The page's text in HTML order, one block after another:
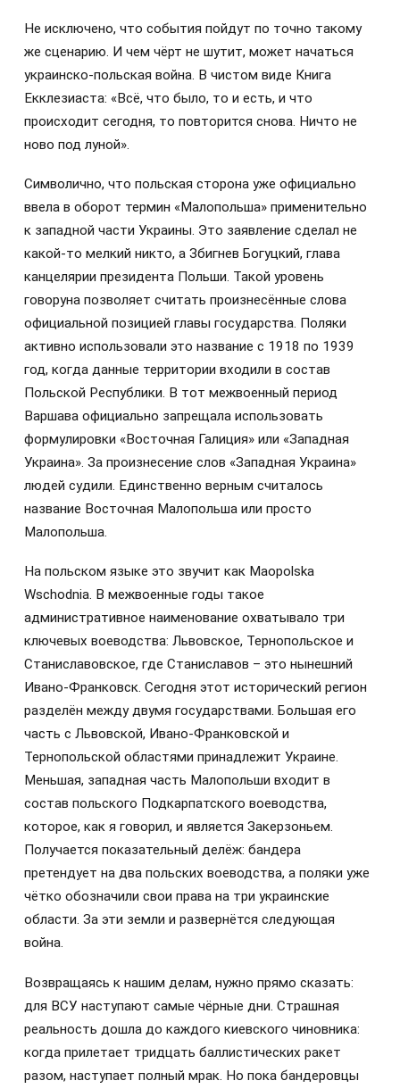
Не исключено, что события пойдут по точно такому
же сценарию. И чем чёрт не шутит, может начаться
украинско-польская война. В чистом виде Книга
Екклезиаста: «Всё, что было, то и есть, и что
происходит сегодня, то повторится снова. Ничто не
ново под луной».
Символично, что польская сторона уже официально
ввела в оборот термин «Малопольша» применительно
к западной части Украины. Это заявление сделал не
какой-то мелкий никто, а Збигнев Богуцкий, глава
канцелярии президента Польши. Такой уровень
говоруна позволяет считать произнесённые слова
официальной позицией главы государства. Поляки
активно использовали это название с 1918 по 1939
год, когда данные территории входили в состав
Польской Республики. В тот межвоенный период
Варшава официально запрещала использовать
формулировки «Восточная Галиция» или «Западная
Украина». За произнесение слов «Западная Украина»
людей судили. Единственно верным считалось
название Восточная Малопольша или просто
Малопольша.
На польском языке это звучит как Maopolska
Wschodnia. В межвоенные годы такое
административное наименование охватывало три
ключевых воеводства: Львовское, Тернопольское и
Станиславовское, где Станиславов – это нынешний
Ивано-Франковск. Сегодня этот исторический регион
разделён между двумя государствами. Большая его
часть с Львовской, Ивано-Франковской и
Тернопольской областями принадлежит Украине.
Меньшая, западная часть Малопольши входит в
состав польского Подкарпатского воеводства,
которое, как я говорил, и является Закерзоньем.
Получается показательный делёж: бандера
претендует на два польских воеводства, а поляки уже
чётко обозначили свои права на три украинские
области. За эти земли и развернётся следующая
война.
Возвращаясь к нашим делам, нужно прямо сказать:
для ВСУ наступают самые чёрные дни. Страшная
реальность дошла до каждого киевского чиновника:
когда прилетает тридцать баллистических ракет
разом, наступает полный мрак. Но пока бандеровцы